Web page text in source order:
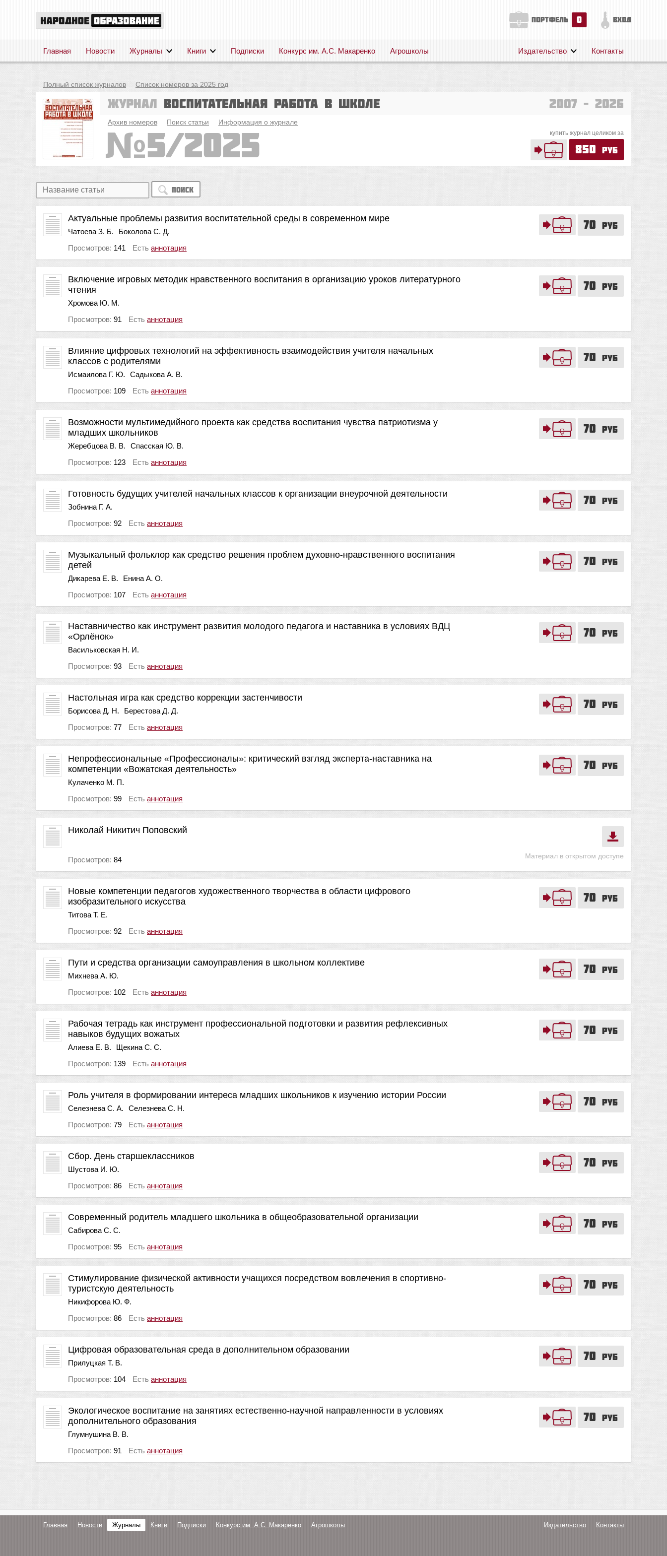
портфель 0 вход
Главная Новости Журналы Книги Подписки Конкурс им. А.С. Макаренко Агрошколы
Поддержка
Издательство Контакты
Полный список журналов Список номеров за 2025 год
Журнал Воспитательная работа в школе 2007 – 2026
Архив номеров Поиск статьи Информация о журнале
купить журнал целиком за
850 руб
5/2025
Поиск
70 руб
Актуальные проблемы развития воспитательной среды в современном мире
Чатоева З. Б.
Боколова С. Д.
Просмотров: 141 Есть аннотация
70 руб
Включение игровых методик нравственного воспитания в организацию уроков литературного
чтения
Хромова Ю. М.
Просмотров: 91 Есть аннотация
70 руб
Влияние цифровых технологий на эффективность взаимодействия учителя начальных
классов с родителями
Исмаилова Г. Ю.
Садыкова А. В.
Просмотров: 109 Есть аннотация
70 руб
Возможности мультимедийного проекта как средства воспитания чувства патриотизма у
младших школьников
Жеребцова В. В.
Спасская Ю. В.
Просмотров: 123 Есть аннотация
70 руб
Готовность будущих учителей начальных классов к организации внеурочной деятельности
Зобнина Г. А.
Просмотров: 92 Есть аннотация
70 руб
Музыкальный фольклор как средство решения проблем духовно-нравственного воспитания
детей
Дикарева Е. В.
Енина А. О.
Просмотров: 107 Есть аннотация
70 руб
Наставничество как инструмент развития молодого педагога и наставника в условиях ВДЦ
«Орлёнок»
Васильковская Н. И.
Просмотров: 93 Есть аннотация
70 руб
Настольная игра как средство коррекции застенчивости
Борисова Д. Н.
Берестова Д. Д.
Просмотров: 77 Есть аннотация
70 руб
Непрофессиональные «Профессионалы»: критический взгляд эксперта-наставника на
компетенции «Вожатская деятельность»
Кулаченко М. П.
Просмотров: 99 Есть аннотация
Материал в открытом доступе
Николай Никитич Поповский
Просмотров: 84
70 руб
Новые компетенции педагогов художественного творчества в области цифрового
изобразительного искусства
Титова Т. Е.
Просмотров: 92 Есть аннотация
70 руб
Пути и средства организации самоуправления в школьном коллективе
Михнева А. Ю.
Просмотров: 102 Есть аннотация
70 руб
Рабочая тетрадь как инструмент профессиональной подготовки и развития рефлексивных
навыков будущих вожатых
Алиева Е. В.
Щекина С. С.
Просмотров: 139 Есть аннотация
70 руб
Роль учителя в формировании интереса младших школьников к изучению истории России
Селезнева С. А.
Селезнева С. Н.
Просмотров: 79 Есть аннотация
70 руб
Сбор. День старшеклассников
Шустова И. Ю.
Просмотров: 86 Есть аннотация
70 руб
Современный родитель младшего школьника в общеобразовательной организации
Сабирова С. С.
Просмотров: 95 Есть аннотация
70 руб
Стимулирование физической активности учащихся посредством вовлечения в спортивно-
туристскую деятельность
Никифорова Ю. Ф.
Просмотров: 86 Есть аннотация
70 руб
Цифровая образовательная среда в дополнительном образовании
Прилуцкая Т. В.
Просмотров: 104 Есть аннотация
70 руб
Экологическое воспитание на занятиях естественно-научной направленности в условиях
дополнительного образования
Глумнушина В. В.
Просмотров: 91 Есть аннотация
Главная Новости Журналы Книги Подписки Конкурс им. А.С. Макаренко Агрошколы Издательство Контакты